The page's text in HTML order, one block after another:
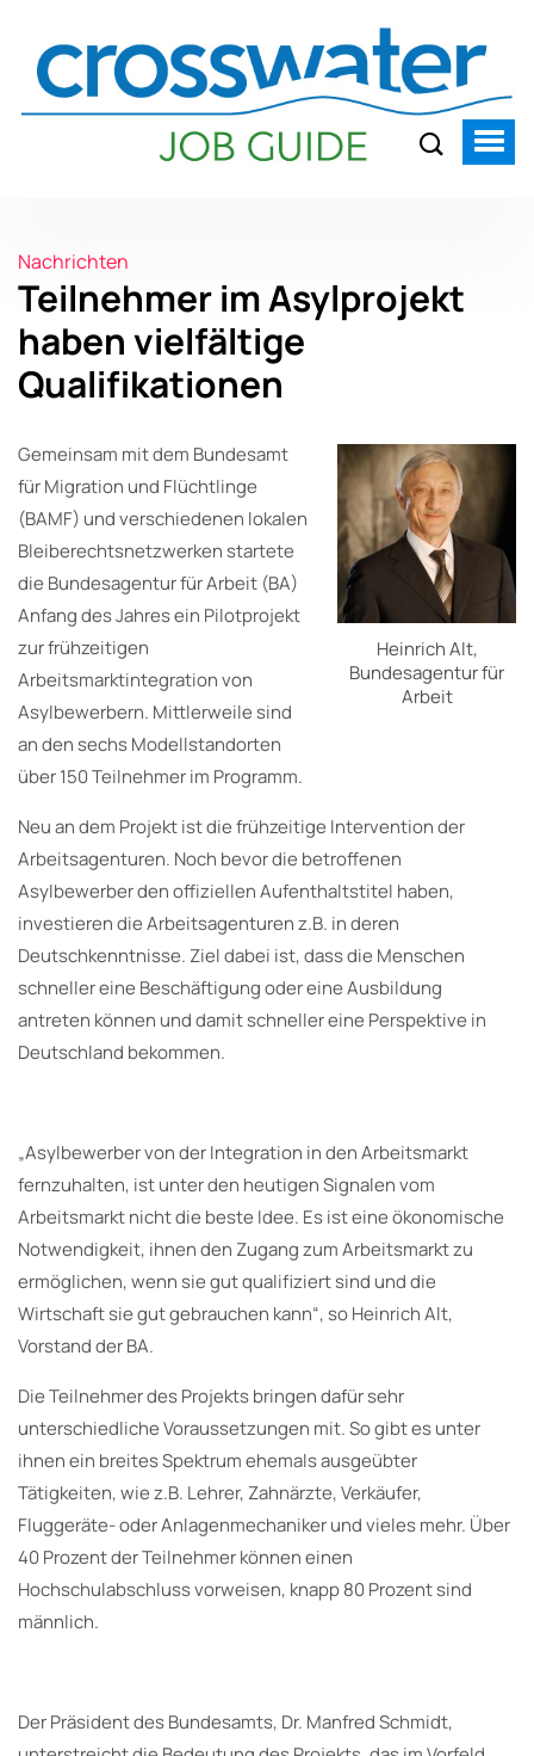
Nachrichten
Teilnehmer im Asylprojekt
haben vielfältige
Qualifikationen
Heinrich Alt,
Bundesagentur für
Arbeit
Gemeinsam mit dem Bundesamt
für Migration und Flüchtlinge
(BAMF) und verschiedenen lokalen
Bleiberechtsnetzwerken startete
die Bundesagentur für Arbeit (BA)
Anfang des Jahres ein Pilotprojekt
zur frühzeitigen
Arbeitsmarktintegration von
Asylbewerbern. Mittlerweile sind
an den sechs Modellstandorten
über 150 Teilnehmer im Programm.
Neu an dem Projekt ist die frühzeitige Intervention der
Arbeitsagenturen. Noch bevor die betroffenen
Asylbewerber den offiziellen Aufenthaltstitel haben,
investieren die Arbeitsagenturen z.B. in deren
Deutschkenntnisse. Ziel dabei ist, dass die Menschen
schneller eine Beschäftigung oder eine Ausbildung
antreten können und damit schneller eine Perspektive in
Deutschland bekommen.
„Asylbewerber von der Integration in den Arbeitsmarkt
fernzuhalten, ist unter den heutigen Signalen vom
Arbeitsmarkt nicht die beste Idee. Es ist eine ökonomische
Notwendigkeit, ihnen den Zugang zum Arbeitsmarkt zu
ermöglichen, wenn sie gut qualifiziert sind und die
Wirtschaft sie gut gebrauchen kann“, so Heinrich Alt,
Vorstand der BA.
Die Teilnehmer des Projekts bringen dafür sehr
unterschiedliche Voraussetzungen mit. So gibt es unter
ihnen ein breites Spektrum ehemals ausgeübter
Tätigkeiten, wie z.B. Lehrer, Zahnärzte, Verkäufer,
Fluggeräte- oder Anlagenmechaniker und vieles mehr. Über
40 Prozent der Teilnehmer können einen
Hochschulabschluss vorweisen, knapp 80 Prozent sind
männlich.
Der Präsident des Bundesamts, Dr. Manfred Schmidt,